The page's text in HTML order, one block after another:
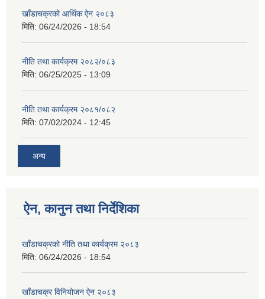
खाँडाचक्रको आर्थिक ऐन २०८३
मिति: 06/24/2026 - 18:54
नीति तथा कार्यक्रम २०८२/०८३
मिति: 06/25/2025 - 13:09
नीति तथा कार्यक्रम २०८१/०८२
मिति: 07/02/2024 - 12:45
अन्य
ऐन, कानुन तथा निर्देशिका
खाँडाचक्रको नीति तथा कार्यक्रम २०८३
मिति: 06/24/2026 - 18:54
खाँडाचक्र विनियोजन ऐन २०८३